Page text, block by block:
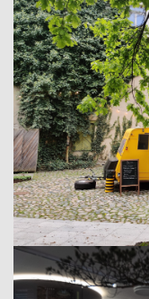
Image
Image